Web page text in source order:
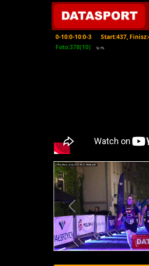
0-10:0-10:0-3
Start:437,
Foto:378(10)
SL:1%